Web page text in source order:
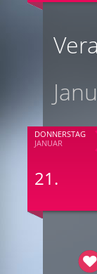
DONNERSTAG
JANUAR
21.